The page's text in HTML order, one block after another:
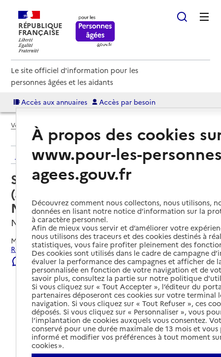
RÉPUBLIQUE
FRANÇAISE
Le site officiel d'information pour les
personnes âgées et les aidants
Accès aux annuaires Accès par besoin
Voir le fil d’Ariane
Retour aux résultats de l'annuaire
Service autonomie à domicile
(aide) – Services ADMR Nice
Nord
Nice, ALPES-MARITIMES
Mis à jour le09/08/2026
Rechercher les établissements et services autour de Nice.
Signaler une erreur
À propos des cookies
www.pour-les-
agees.gouv.fr
Découvrez comment nous collectons, nous utilisons,
données en lisant notre notice d’information sur la
à caractère personnel.
Afin de mieux vous servir et d’améliorer votre
nous utilisons des traceurs et des cookies destinés à
statistiques, vous faire profiter pleinement des
Des cookies sont utilisés dans le cadre de campagne
évaluer la performance des campagnes et afficher de
personnalisée en fonction de votre navigation et de
savoir plus, consultez la partie sur notre politique
Si vous cliquez sur « Tout Accepter », l’éditeur du
partenaires déposeront ces cookies sur votre terminal
navigation. Si vous cliquez sur « Tout Refuser », ces
déposés. Si vous cliquez sur « Personnaliser », vous
l’implantation de cookies auxquels vous consentez.
conservé pour une durée maximale de 13 mois et
informé et modifier vos préférences à tout moment
cookies ».